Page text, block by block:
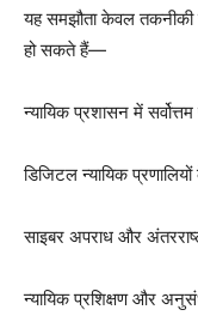
यह समझौता केवल तकनीकी
हो सकते हैं—
न्यायिक प्रशासन में
डिजिटल न्यायिक
साइबर अपराध और
न्यायिक प्रशिक्षण और